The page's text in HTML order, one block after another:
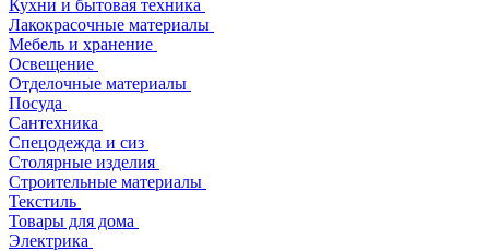
Кухни и бытовая техника
Лакокрасочные материалы
Мебель и хранение
Освещение
Отделочные материалы
Посуда
Сантехника
Спецодежда и сиз
Столярные изделия
Строительные материалы
Текстиль
Товары для дома
Электрика